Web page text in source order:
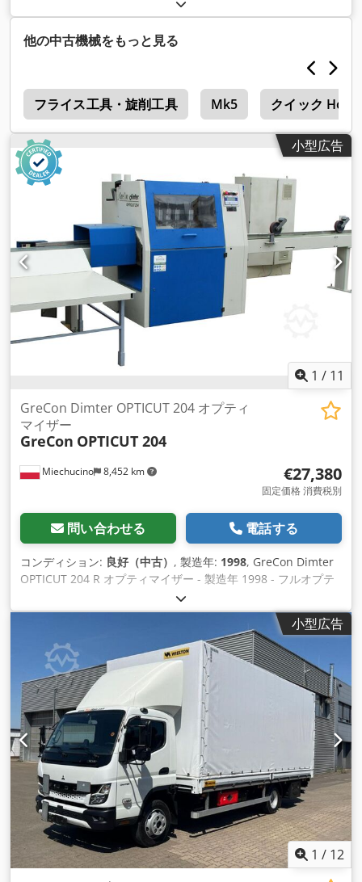
kg（キログラム）, 総重量:7,490 kg（キログラム）, タイヤサ
イズ:215/75R17,5 , アクスル構成:
mm , 次回検査（TÜV）:08/2026
, 排出クラ
ス:ユーロ5, サスペンション:スチール-エア, 座席数:2, 装備:
ABS（アンチロック・ブレーキ・システム）, エアコン, キャビ
ン, スポイラー, デファレンシャルロック, トラクションコント
ロール, パワーステアリング, パーキングヒーター, 低騒音, 車載
コンピュータ
他の中古機械をもっと見る
フライス工具・旋削工具 Mk5 クイック
小型広告
1 / 11
Miechucino 8,452 km
GreCon Dimter OPTICUT 204 オプティ
マイザー
GreCon OPTICUT 204
€27,380
固定価格 消費税別
問い合わせる 電話する
コンディション: 良好（中古） , 製造年: 1998, GreCon Dimter
OPTICUT 204 R オプティマイザー - 製造年 1998 - フルオプテ
ィマイゼーション - 一刀両断 - 幅寄せ - アルミニウムの切断が
可能 テクニカルパラメーター - 最大切断長 4000mm - 最小ピ
ース 200mm Dkjdeh Hfknjpfx Aifsr - 最大切断高さ 100 mm -
最大切断幅 260 mm - ブレード径 500mm - モーター出力 9 kW
- 送り速度MAX160m/分 - 加速度 2 m/s2 - 長さと値の最適化 -
空気材料圧 - 3つのイジェクター - ドロップテーブル - ロータリ
ーテーブル - 全長2000cm 輸送寸法。 - 長さ1300cm - 幅
245cm - 高さ220cm - 重量 3500kg
小型広告
1 / 12